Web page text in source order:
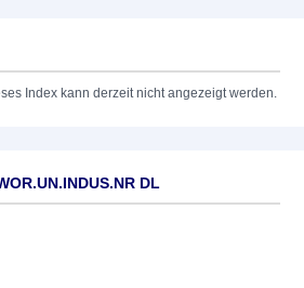
Index kann derzeit nicht angezeigt werden.
DL